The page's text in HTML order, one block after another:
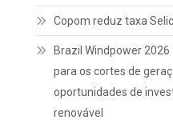
Copom reduz taxa
Brazil Windpower
para os cortes de
oportunidades de
renovável